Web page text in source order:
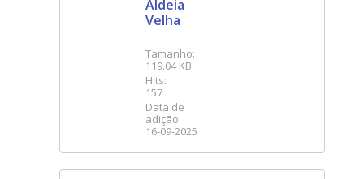
Aldeia
Velha
Tamanho:
119.04 KB
Hits:
157
Data de
adição
16-09-2025